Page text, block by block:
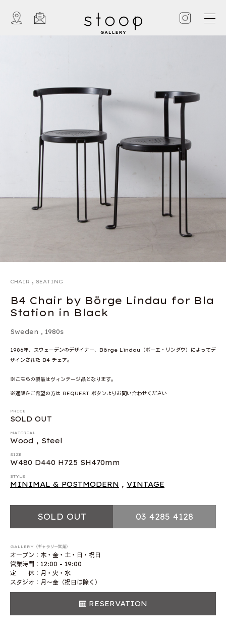
CHAIR , SEATING
B4 Chair by Börge Lindau for Bla
Station in Black
Sweden , 1980s
1986年、スウェーデンのデザイナー、Börge Lindau（ボーエ・リンダウ）によってデ
ザインされた B4 チェア。
※こちらの製品はヴィンテージ品となります。
※通販をご希望の方は REQUEST ボタンよりお問い合わせください
PRICE
SOLD OUT
MATERIAL
Wood , Steel
SIZE
W480 D440 H725 SH470mm
STYLE
MINIMAL & POSTMODERN , VINTAGE
SOLD OUT 03 4285 4128
GALLERY（ギャラリー営業）
オープン：木・金・土・日・祝日
営業時間：12:00 - 19:00
定 休：月・火・水
スタジオ：月〜金（祝日は除く）
RESERVATION